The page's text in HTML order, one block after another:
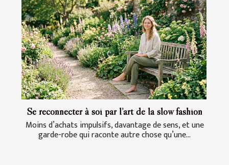
Se reconnecter à soi par l’art de la slow fashion
Moins d’achats impulsifs, davantage de sens, et une
garde-robe qui raconte autre chose qu’une...